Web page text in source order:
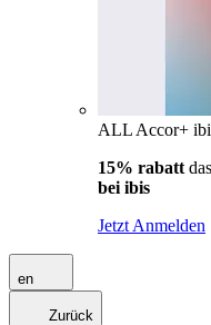
ALL Accor+
15% rabatt
bei ibis
Jetzt Anmelden
en
Zurück